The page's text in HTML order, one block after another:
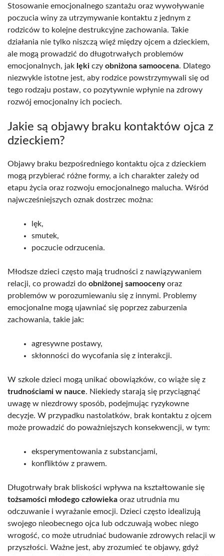
Stosowanie emocjonalnego szantażu oraz wywoływanie
poczucia winy za utrzymywanie kontaktu z jednym z
rodziców to kolejne destrukcyjne zachowania. Takie
działania nie tylko niszczą więź między ojcem a dzieckiem,
ale mogą prowadzić do długotrwałych problemów
emocjonalnych, jak lęki czy obniżona samoocena. Dlatego
niezwykle istotne jest, aby rodzice powstrzymywali się od
tego rodzaju postaw, co pozytywnie wpłynie na zdrowy
rozwój emocjonalny ich pociech.
Jakie są objawy braku kontaktów ojca z
dzieckiem?
Objawy braku bezpośredniego kontaktu ojca z dzieckiem
mogą przybierać różne formy, a ich charakter zależy od
etapu życia oraz rozwoju emocjonalnego malucha. Wśród
najwcześniejszych oznak dostrzec można:
lęk,
smutek,
poczucie odrzucenia.
Młodsze dzieci często mają trudności z nawiązywaniem
relacji, co prowadzi do obniżonej samoocenyoraz
problemów w porozumiewaniu się z innymi. Problemy
emocjonalne mogą ujawniać się poprzez zaburzenia
zachowania, takie jak:
agresywne postawy,
skłonności do wycofania się z interakcji.
W szkole dzieci mogą unikać obowiązków, co wiąże się z
trudnościami w nauce. Niekiedy starają się przyciągnąć
uwagę w niezdrowy sposób, podejmując ryzykowne
decyzje. W przypadku nastolatków, brak kontaktu z ojcem
może prowadzić do poważniejszych konsekwencji, w tym:
eksperymentowania z substancjami,
konfliktów z prawem.
Długotrwały brak bliskości wpływa na kształtowanie się
tożsamości młodego człowieka oraz utrudnia mu
odczuwanie i wyrażanie emocji. Dzieci często idealizują
swojego nieobecnego ojca lub odczuwają wobec niego
wrogość, co może utrudniać budowanie zdrowych relacji w
przyszłości. Ważne jest, aby zrozumieć te objawy, gdyż